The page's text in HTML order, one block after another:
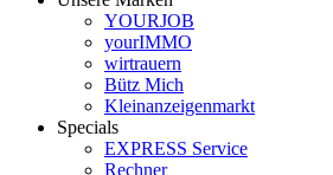
YOURJOB
yourIMMO
wirtrauern
Bütz Mich
Kleinanzeigenmarkt
Specials
EXPRESS Service
Rechner